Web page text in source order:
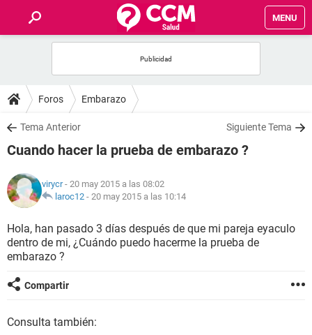
MENU
FOROS
SALUD
NUTRICIÓN
BIENESTAR
Foros Embarazo
Tema Anterior Siguiente Tema
Cuando hacer la prueba de embarazo ?
virycr- 20 may 2015 a las 08:02
laroc12 - 20 may 2015 a las 10:14
Hola, han pasado 3 días después de que mi pareja eyaculo
dentro de mi, ¿Cuándo puedo hacerme la prueba de
embarazo ?
Compartir
Consulta también: